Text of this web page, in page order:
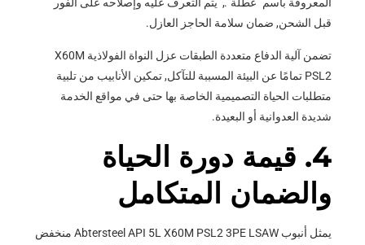
المعروفة باسم "عطلة".,’ يتم التعرف عليه وإصلاحه على الفور
قبل الشحن, ضمان سلامة الحاجز العازل.
تضمن آلية الدفاع متعددة الطبقات عزل النواة الفولاذية X60M
PSL2 تمامًا عن البيئة المسببة للتآكل, تمكين الأنابيب من تلبية
متطلبات الحياة التصميمية الخاصة بها حتى في مواقع الخدمة
شديدة العدوانية أو البعيدة.
4. قيمة دورة الحياة
والضمان المتكامل
يمثل أنبوب Abtersteel API 5L X60M PSL2 3PE LSAW منخفض